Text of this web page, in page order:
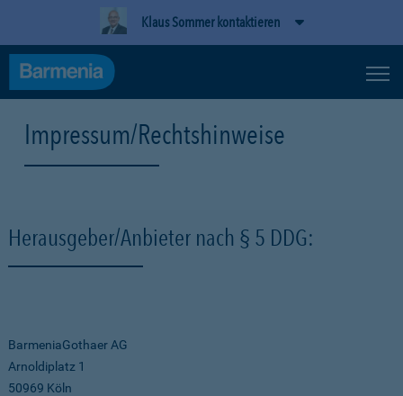
Klaus Sommer kontaktieren
Impressum/Rechtshinweise
Herausgeber/Anbieter nach § 5 DDG:
BarmeniaGothaer AG
Arnoldiplatz 1
50969 Köln